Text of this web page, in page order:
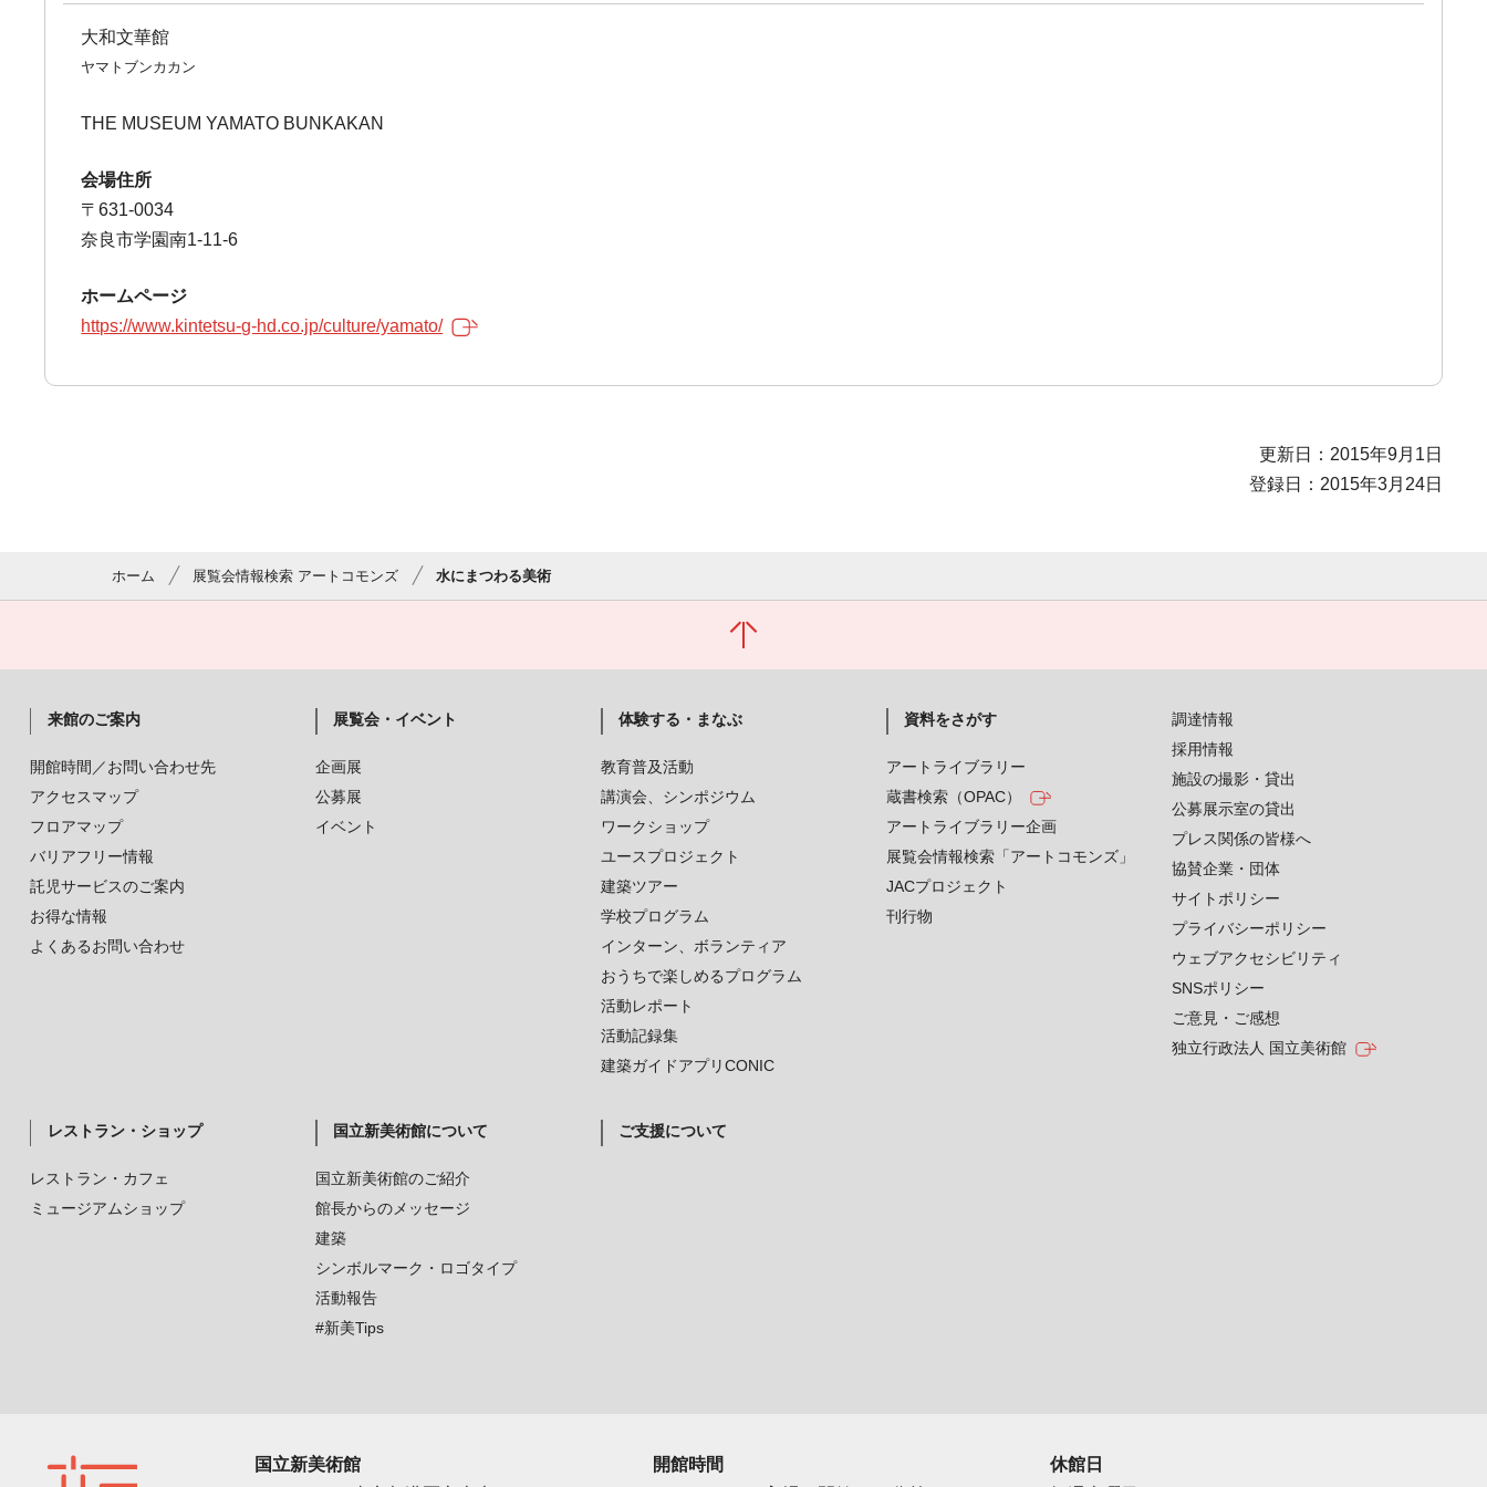
大和文華館
ヤマトブンカカン
THE MUSEUM YAMATO BUNKAKAN
会場住所
〒631-0034
奈良市学園南1-11-6
ホームページ
https://www.kintetsu-g-hd.co.jp/culture/yamato/
更新日：2015年9月1日
登録日：2015年3月24日
ホーム 展覧会情報検索 アートコモンズ 水にまつわる美術
来館のご案内
開館時間／お問い合わせ先
アクセスマップ
フロアマップ
バリアフリー情報
託児サービスのご案内
お得な情報
よくあるお問い合わせ
展覧会・イベント
企画展
公募展
イベント
体験する・まなぶ
教育普及活動
講演会、シンポジウム
ワークショップ
ユースプロジェクト
建築ツアー
学校プログラム
インターン、ボランティア
おうちで楽しめるプログラム
活動レポート
活動記録集
建築ガイドアプリCONIC
資料をさがす
アートライブラリー
蔵書検索（OPAC）
アートライブラリー企画
展覧会情報検索「アートコモンズ」
JACプロジェクト
刊行物
レストラン・ショップ
レストラン・カフェ
ミュージアムショップ
国立新美術館について
国立新美術館のご紹介
館長からのメッセージ
建築
シンボルマーク・ロゴタイプ
活動報告
#新美Tips
ご支援について
調達情報
採用情報
施設の撮影・貸出
公募展示室の貸出
プレス関係の皆様へ
協賛企業・団体
サイトポリシー
プライバシーポリシー
ウェブアクセシビリティ
SNSポリシー
ご意見・ご感想
独立行政法人 国立美術館
国立新美術館
開館時間
休館日